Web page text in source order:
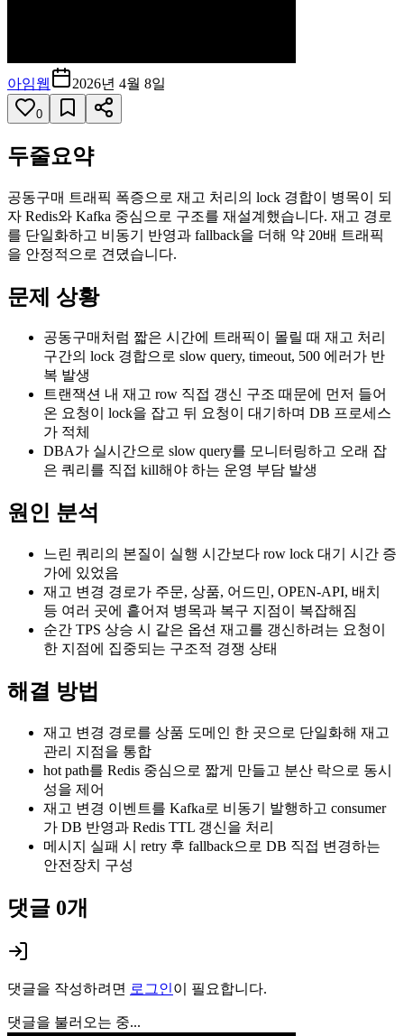
아임웹 2026년 4월 8일
0
두줄요약
공동구매 트래픽 폭증으로 재고 처리의 lock 경합이 병목이 되
자 Redis와 Kafka 중심으로 구조를 재설계했습니다. 재고 경로
를 단일화하고 비동기 반영과 fallback을 더해 약 20배 트래픽
을 안정적으로 견뎠습니다.
문제 상황
공동구매처럼 짧은 시간에 트래픽이 몰릴 때 재고 처리
구간의 lock 경합으로 slow query, timeout, 500 에러가 반
복 발생
트랜잭션 내 재고 row 직접 갱신 구조 때문에 먼저 들어
온 요청이 lock을 잡고 뒤 요청이 대기하며 DB 프로세스
가 적체
DBA가 실시간으로 slow query를 모니터링하고 오래 잡
은 쿼리를 직접 kill해야 하는 운영 부담 발생
원인 분석
느린 쿼리의 본질이 실행 시간보다 row lock 대기 시간 증
가에 있었음
재고 변경 경로가 주문, 상품, 어드민, OPEN-API, 배치
등 여러 곳에 흩어져 병목과 복구 지점이 복잡해짐
순간 TPS 상승 시 같은 옵션 재고를 갱신하려는 요청이
한 지점에 집중되는 구조적 경쟁 상태
해결 방법
재고 변경 경로를 상품 도메인 한 곳으로 단일화해 재고
관리 지점을 통합
hot path를 Redis 중심으로 짧게 만들고 분산 락으로 동시
성을 제어
재고 변경 이벤트를 Kafka로 비동기 발행하고 consumer
가 DB 반영과 Redis TTL 갱신을 처리
메시지 실패 시 retry 후 fallback으로 DB 직접 변경하는
안전장치 구성
댓글 0개
댓글을 작성하려면 로그인이 필요합니다.
댓글을 불러오는 중...